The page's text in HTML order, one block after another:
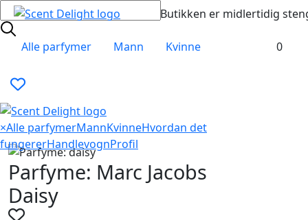
Butikken er midlertidig
Alle parfymer Mann Kvinne 0
×Alle parfymerMannKvinneHvordan det
fungererHandlevognProfil
Parfyme: Marc Jacobs
Daisy